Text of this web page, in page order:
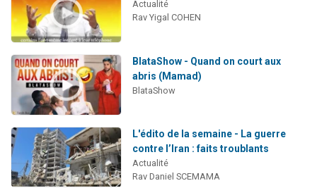
Actualité
Rav Yigal COHEN
BlataShow - Quand on court aux
abris (Mamad)
BlataShow
L'édito de la semaine - La guerre
contre l’Iran : faits troublants
Actualité
Rav Daniel SCEMAMA